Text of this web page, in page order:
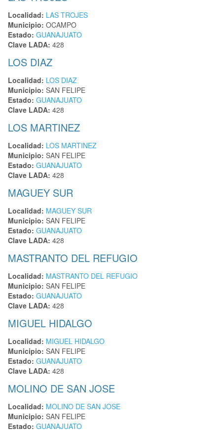
Localidad: LAS TROJES
Municipio: OCAMPO
Estado: GUANAJUATO
Clave LADA: 428
LOS DIAZ
Localidad: LOS DIAZ
Municipio: SAN FELIPE
Estado: GUANAJUATO
Clave LADA: 428
LOS MARTINEZ
Localidad: LOS MARTINEZ
Municipio: SAN FELIPE
Estado: GUANAJUATO
Clave LADA: 428
MAGUEY SUR
Localidad: MAGUEY SUR
Municipio: SAN FELIPE
Estado: GUANAJUATO
Clave LADA: 428
MASTRANTO DEL REFUGIO
Localidad: MASTRANTO DEL REFUGIO
Municipio: SAN FELIPE
Estado: GUANAJUATO
Clave LADA: 428
MIGUEL HIDALGO
Localidad: MIGUEL HIDALGO
Municipio: SAN FELIPE
Estado: GUANAJUATO
Clave LADA: 428
MOLINO DE SAN JOSE
Localidad: MOLINO DE SAN JOSE
Municipio: SAN FELIPE
Estado: GUANAJUATO